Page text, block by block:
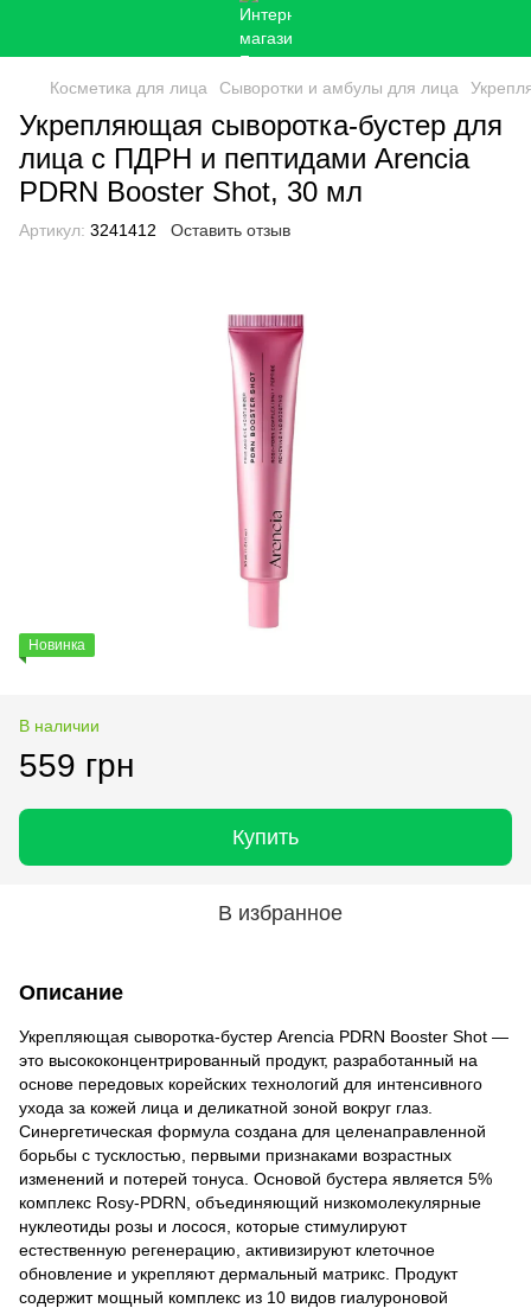
Косметика для лица Сыворотки и амбулы для лица
Укрепляющая сыворотка-бустер для
лица с ПДРН и пептидами Arencia
PDRN Booster Shot, 30 мл
Артикул: 3241412 Оставить отзыв
Новинка
В наличии
559 грн
Купить
В избранное
Описание
Укрепляющая сыворотка-бустер Arencia PDRN Booster Shot —
это высококонцентрированный продукт, разработанный на
основе передовых корейских технологий для интенсивного
ухода за кожей лица и деликатной зоной вокруг глаз.
Синергетическая формула создана для целенаправленной
борьбы с тусклостью, первыми признаками возрастных
изменений и потерей тонуса. Основой бустера является 5%
комплекс Rosy-PDRN, объединяющий низкомолекулярные
нуклеотиды розы и лосося, которые стимулируют
естественную регенерацию, активизируют клеточное
обновление и укрепляют дермальный матрикс. Продукт
содержит мощный комплекс из 10 видов гиалуроновой